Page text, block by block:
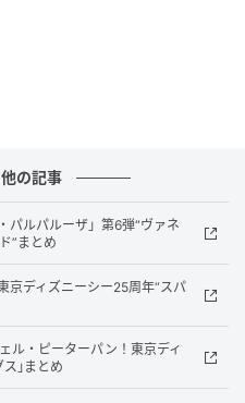
ットワークリソースを自
を強化したOCI環境をパ
す。
慮した構成がパッケージ
を行うことなく、短期間
な環境を構築できます。
の記事
パルパルーザ」第6弾“ヴァネ
”まとめ
京ディズニーシー25周年“スパ
ル・ピーターパン！東京ディ
｣まとめ